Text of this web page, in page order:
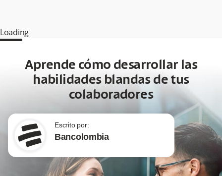
Loading
Aprende cómo desarrollar las
habilidades blandas de tus
colaboradores
Escrito por:
Bancolombia